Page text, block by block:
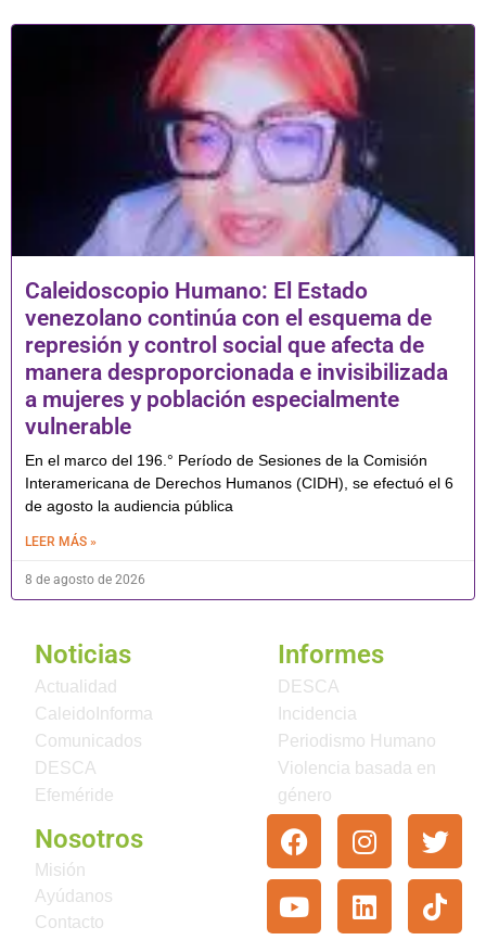
Caleidoscopio Humano: El Estado
venezolano continúa con el esquema de
represión y control social que afecta de
manera desproporcionada e invisibilizada
a mujeres y población especialmente
vulnerable
En el marco del 196.° Período de Sesiones de la Comisión
Interamericana de Derechos Humanos (CIDH), se efectuó el 6
de agosto la audiencia pública
LEER MÁS »
8 de agosto de 2026
Noticias
Actualidad
CaleidoInforma
Comunicados
DESCA
Efeméride
Informes
DESCA
Incidencia
Periodismo Humano
Violencia basada en
género
Nosotros
Misión
Ayúdanos
Contacto